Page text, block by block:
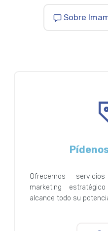
Sobre
Ofrecemos
marketing
alcance todo su